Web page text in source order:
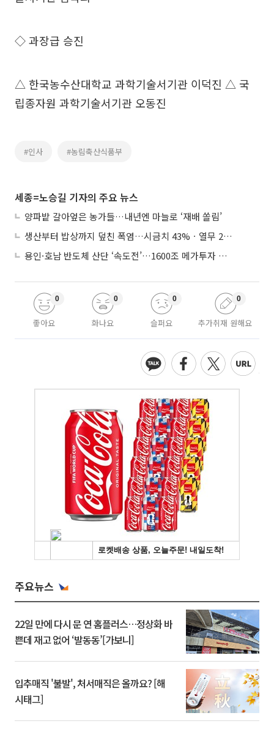
◇ 과장급 승진
△ 한국농수산대학교 과학기술서기관 이덕진 △ 국
립종자원 과학기술서기관 오동진
#인사 #농림축산식품부
세종=노승길 기자의 주요 뉴스
양파밭 갈아엎은 농가들…내년엔 마늘로 ‘재배 쏠림’
생산부터 밥상까지 덮친 폭염…시금치 43%ㆍ열무 28% 급등
용인·호남 반도체 산단 ‘속도전’…1600조 메가투자 이행 총력
좋아요
0
화나요
0
슬퍼요
0
추가취재 원해요
0
주요뉴스
22일 만에 다시 문 연 홈플러스…정상화 바
쁜데 재고 없어 ‘발동동’[가보니]
입추매직 '불발', 처서매직은 올까요? [해
시태그]